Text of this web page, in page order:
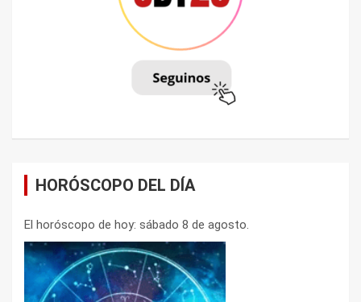
HORÓSCOPO DEL DÍA
El horóscopo de hoy: sábado 8 de agosto.